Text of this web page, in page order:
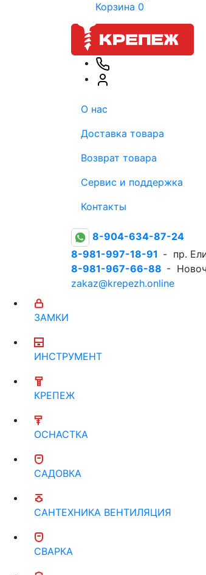
Корзина 0
О нас
Доставка товара
Возврат товара
Сервис и поддержка
Контакты
8-904-634-87-24
8-981-997-18-91 - пр.
8-981-967-66-88 -
zakaz@krepezh.online
ЗАМКИ
ИНСТРУМЕНТ
КРЕПЕЖ
ОСНАСТКА
САДОВКА
САНТЕХНИКА ВЕНТИЛЯЦИЯ
СВАРКА